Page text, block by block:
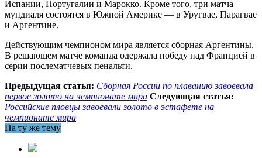
Испании, Португалии и Марокко. Кроме того, три матча
мундиаля состоятся в Южной Америке — в Уругвае, Парагвае
и Аргентине.
Действующим чемпионом мира является сборная Аргентины.
В решающем матче команда одержала победу над Францией в
серии послематчевых пенальти.
Предыдущая статья: Сборная России по плаванию завоевала
первое золото на чемпионате мира Следующая статья:
Российские пловцы завоевали золото в эстафете на
чемпионате мира
На ту же тему